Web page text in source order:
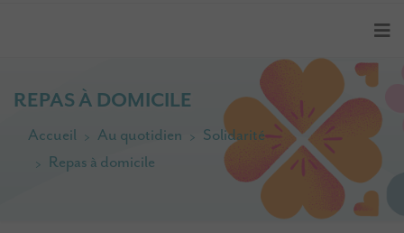
REPAS À DOMICILE
Accueil Au quotidien
Solidarité
Repas à domicile